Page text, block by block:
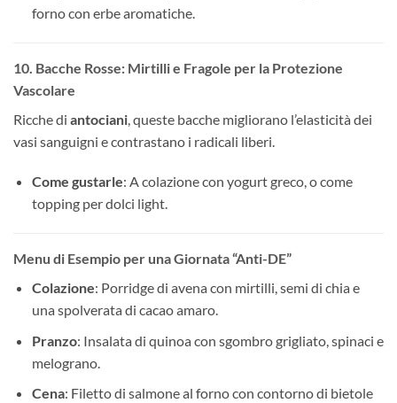
forno con erbe aromatiche.
10. Bacche Rosse: Mirtilli e Fragole per la Protezione
Vascolare
Ricche di antociani , queste bacche migliorano l’elasticità dei
vasi sanguigni e contrastano i radicali liberi.
Come gustarle: A colazione con yogurt greco, o come
topping per dolci light.
Menu di Esempio per una Giornata “Anti-DE”
Colazione: Porridge di avena con mirtilli, semi di chia e
una spolverata di cacao amaro.
Pranzo: Insalata di quinoa con sgombro grigliato, spinaci e
melograno.
Cena: Filetto di salmone al forno con contorno di bietole